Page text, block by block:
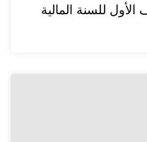
الأول للسنة المالية